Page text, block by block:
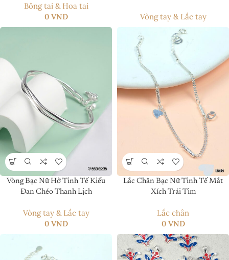
Bông tai & Hoa tai
0 VND Vòng tay & Lắc tay
Vòng Bạc Nữ Hở Tinh Tế Kiểu
Đan Chéo Thanh Lịch
Vòng tay & Lắc tay
0 VND
Lắc Chân Bạc Nữ Tinh Tế Mắt
Xích Trái Tim
Lắc chân
0 VND